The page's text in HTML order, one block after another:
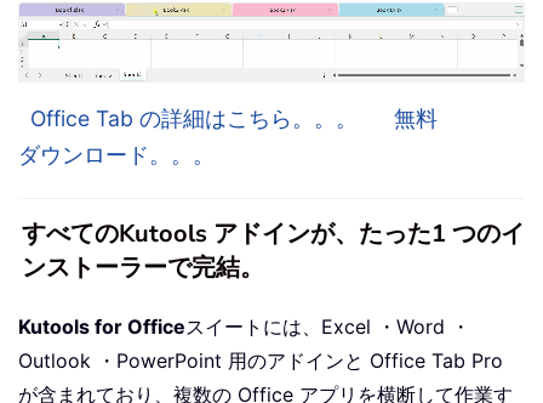
Office Tab の詳細はこちら。。。
無料
ダウンロード。。。
すべてのKutools アドインが、たった1 つのイ
ンストーラーで完結。
Kutools for Officeスイートには、Excel ・Word ・
Outlook ・PowerPoint 用のアドインと Office Tab Pro
が含まれており、複数の Office アプリを横断して作業す